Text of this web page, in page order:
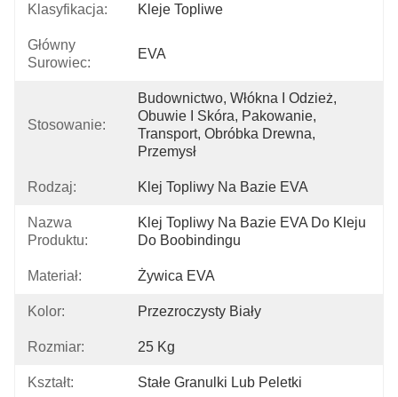
Klasyfikacja: Kleje Topliwe
Główny
Surowiec:
EVA
Stosowanie:
Budownictwo, Włókna I Odzież,
Obuwie I Skóra, Pakowanie,
Transport, Obróbka Drewna,
Przemysł
Rodzaj: Klej Topliwy Na Bazie EVA
Nazwa
Produktu:
Klej Topliwy Na Bazie EVA Do Kleju
Do Boobindingu
Materiał: Żywica EVA
Kolor: Przezroczysty Biały
Rozmiar: 25 Kg
Kształt: Stałe Granulki Lub Peletki